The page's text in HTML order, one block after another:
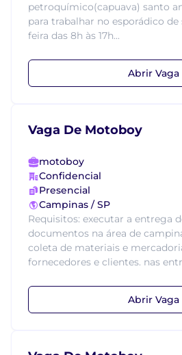
petroquímico(capuava) santo
para trabalhar no esporádico de
feira das 8h às 17h...
Abrir Vaga
Vaga De Motoboy
motoboy
Confidencial
Presencial
Campinas / SP
Requisitos: executar a entrega
documentos na área de
coleta de materiais e
fornecedores e clientes. nas
Abrir Vaga